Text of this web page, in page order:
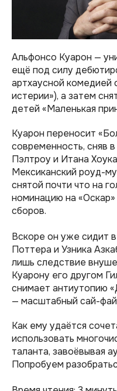
Альфонсо Куарон —
ещё под силу
артхаусной
истерии»), а затем
детей «Маленькая
Куарон переносит
современность, сняв
Пэлтроу и Итана
Мексиканский роуд-
снятой почти что на
номинацию на
сборов.
Вскоре он уже сидит
Поттера и Узника
лишь следствие
Куарону его другом
снимает антиутопию
— масштабный сай-фай
Как ему удаётся
использовать
таланта, завоёвывая
Попробуем